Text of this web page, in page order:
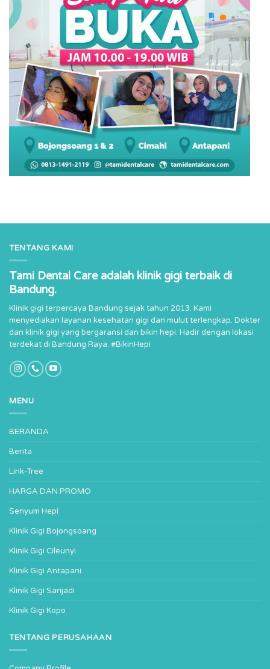
TENTANG KAMI
Tami Dental Care adalah klinik gigi terbaik di
Bandung.
Klinik gigi terpercaya Bandung sejak tahun 2013. Kami
menyediakan layanan kesehatan gigi dan mulut terlengkap. Dokter
dan klinik gigi yang bergaransi dan bikin hepi. Hadir dengan lokasi
terdekat di Bandung Raya. #BikinHepi
MENU
BERANDA
Berita
Link-Tree
HARGA DAN PROMO
Senyum Hepi
Klinik Gigi Bojongsoang
Klinik Gigi Cileunyi
Klinik Gigi Antapani
Klinik Gigi Sarijadi
Klinik Gigi Kopo
TENTANG PERUSAHAAN